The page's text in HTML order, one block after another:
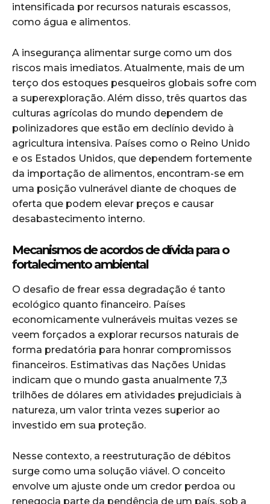
intensificada por recursos naturais escassos,
como água e alimentos.
A insegurança alimentar surge como um dos
riscos mais imediatos. Atualmente, mais de um
terço dos estoques pesqueiros globais sofre com
a superexploração. Além disso, três quartos das
culturas agrícolas do mundo dependem de
polinizadores que estão em declínio devido à
agricultura intensiva. Países como o Reino Unido
e os Estados Unidos, que dependem fortemente
da importação de alimentos, encontram-se em
uma posição vulnerável diante de choques de
oferta que podem elevar preços e causar
desabastecimento interno.
Mecanismos de acordos de dívida para o
fortalecimento ambiental
O desafio de frear essa degradação é tanto
ecológico quanto financeiro. Países
economicamente vulneráveis muitas vezes se
veem forçados a explorar recursos naturais de
forma predatória para honrar compromissos
financeiros. Estimativas das Nações Unidas
indicam que o mundo gasta anualmente 7,3
trilhões de dólares em atividades prejudiciais à
natureza, um valor trinta vezes superior ao
investido em sua proteção.
Nesse contexto, a reestruturação de débitos
surge como uma solução viável. O conceito
envolve um ajuste onde um credor perdoa ou
renegocia parte da pendência de um país, sob a